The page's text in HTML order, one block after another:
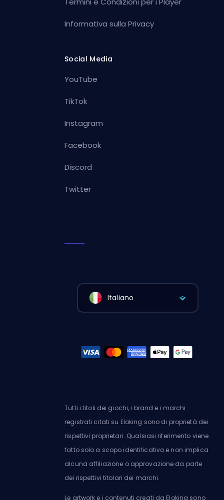
Informativa sulla Privacy
Social Media
YouTube
TikTok
Instagram
Facebook
Discord
Twitter
Italiano
Tutti i titoli dei giochi, i brand e i marchi
registrati citati su Eloking sono di proprietà dei
rispettivi proprietari. Qualsiasi riferimento viene
fatto solo a scopo identificativo e non implica
alcuna affiliazione o approvazione da parte
dei rispettivi titolari dei marchi.
Le artwork e i contenuti creati da Eloking sono